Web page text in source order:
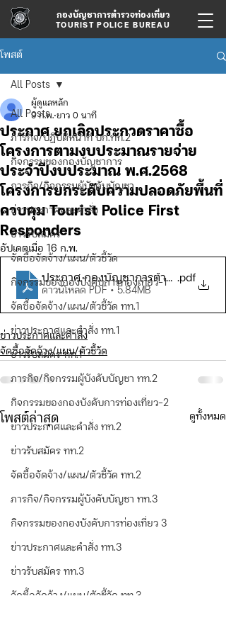
กองบัญชาการตำรวจท่องเที่ยว
TOURIST POLICE BUREAU
โพสต์
All Posts
ภารกิจ/ปฏิบัติหน้าที่ บก.ทท.2
กิจกรรมของกองบัญชาการ
ภารกิจ/กิจกรรมผู้บังคับบัญชา
ข่าวประกาศและคำสั่ง
ข่าวรับสมัคร
จัดซื้อจัดจ้าง/แผน/ตัวชี้วัด
กิจกรรมของกองบังคับการท่องเที่ยว-1
จัดซื้อจัดจ้าง/แผน/ตัวชี้วัด ทท.1
ข่าวประกาศและคำสั่ง ทท.1
ข่าวรับสมัคร ทท.1
ภารกิจ/กิจกรรมผู้บังคับบัญชา ทท.2
กิจกรรมของกองบังคับการท่องเที่ยว-2
ข่าวประกาศและคำสั่ง ทท.2
ข่าวรับสมัคร ทท.2
จัดซื้อจัดจ้าง/แผน/ตัวชี้วัด ทท.2
ภารกิจ/กิจกรรมผู้บังคับบัญชา ทท.3
กิจกรรมของกองบังคับการท่องเที่ยว 3
ข่าวประกาศและคำสั่ง ทท.3
ข่าวรับสมัคร ทท.3
จัดซื้อจัดจ้าง/แผน/ตัวชี้วัด ทท.3
All Posts
ประกาศ ยกเลิกประกวดราคาซื้อ
โครงการตามงบประมาณรายจ่าย
ประจำปีงบประมาณ พ.ศ.2568
โครงการยกระดับความปลอดภัยพื้นที่
ควบคุม Tourist Police First
Responders
ผู้ดูแลหลัก
9 ก.พ. ยาว 0 นาที
อัปเดตเมื่อ 16 ก.พ.
ประกาศ กองบัญชาการตำรวจท่องเที่ยว
.pdf
ดาวน์โหลด PDF • 5.84MB
ข่าวประกาศและคำสั่ง
จัดซื้อจัดจ้าง/แผน/ตัวชี้วัด
โพสต์ล่าสุด ดูทั้งหมด